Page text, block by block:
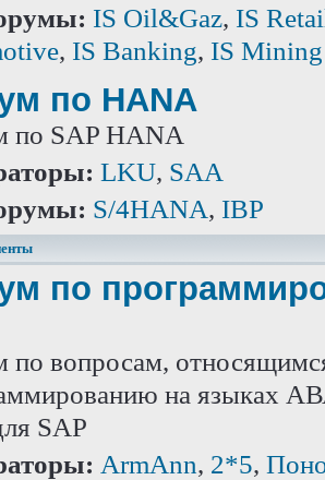
IS Oil&Gaz, IS
, IS Banking, IS Mining
по HANA
по SAP HANA
LKU, SAA
S/4HANA, IBP
по
по вопросам,
на языках
SAP
ArmAnn, 2*5,